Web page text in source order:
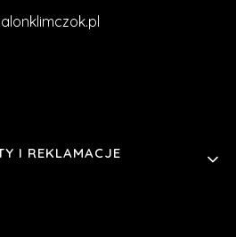
I REKLAMACJE